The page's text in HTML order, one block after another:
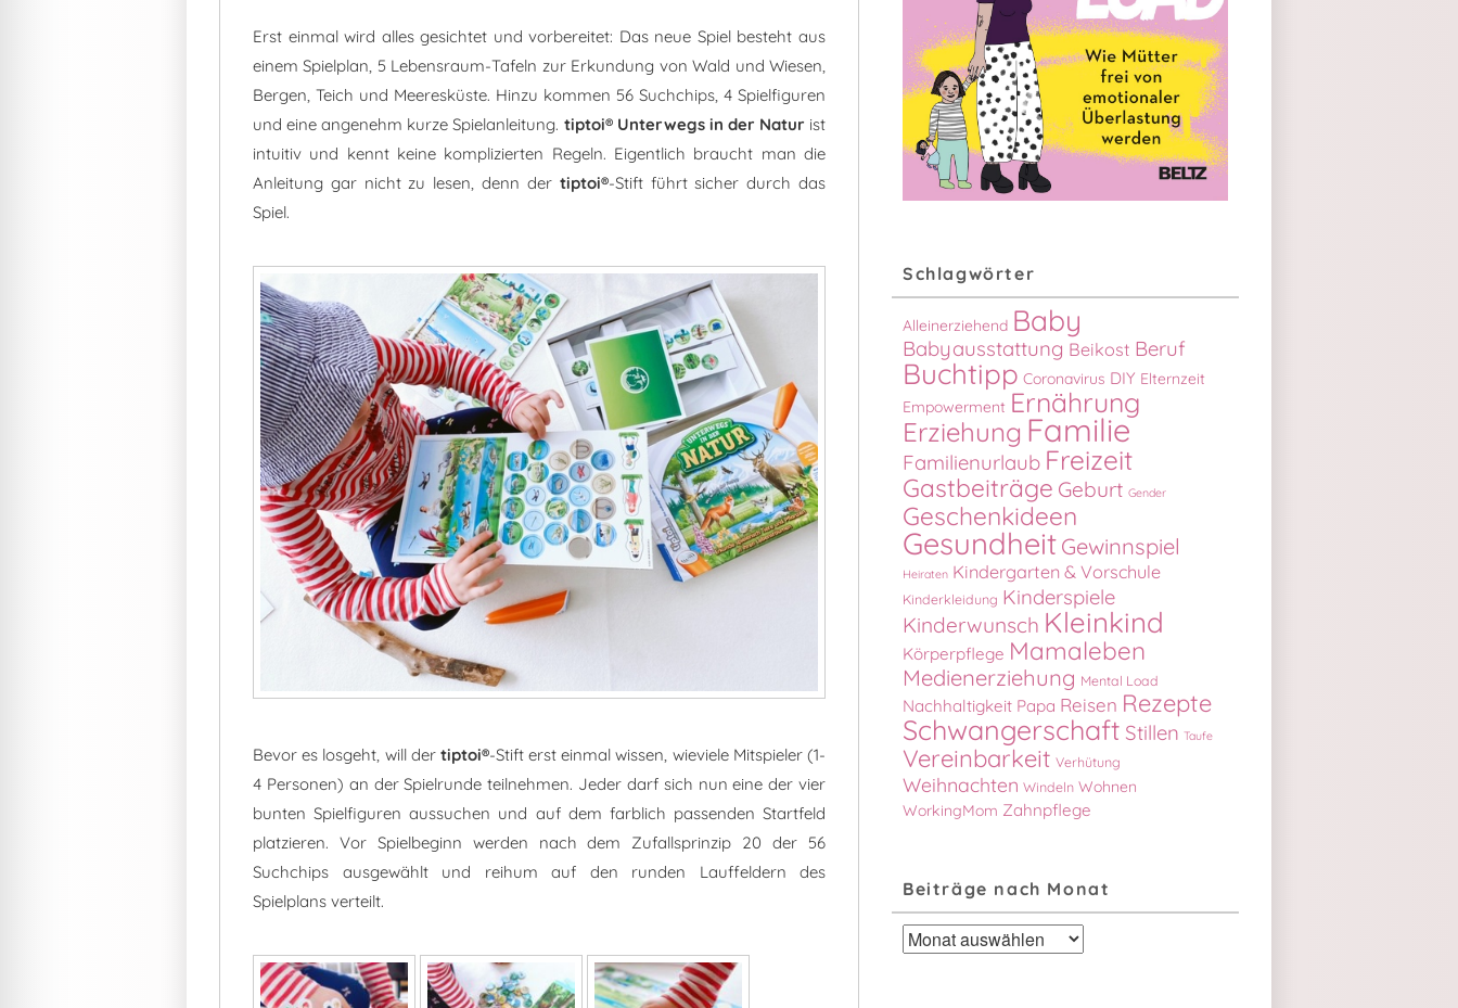
Erst einmal wird alles gesichtet und vorbereitet: Das neue Spiel besteht aus
einem Spielplan, 5 Lebensraum-Tafeln zur Erkundung von Wald und Wiesen,
Bergen, Teich und Meeresküste. Hinzu kommen 56 Suchchips, 4 Spielfiguren
und eine angenehm kurze Spielanleitung. tiptoi® Unterwegs in der Naturist
intuitiv und kennt keine komplizierten Regeln. Eigentlich braucht man die
Anleitung gar nicht zu lesen, denn der tiptoi®-Stift führt sicher durch das
Spiel.
Bevor es losgeht, will der tiptoi®-Stift erst einmal wissen, wieviele Mitspieler (1-
4 Personen) an der Spielrunde teilnehmen. Jeder darf sich nun eine der vier
bunten Spielfiguren aussuchen und auf dem farblich passenden Startfeld
platzieren. Vor Spielbeginn werden nach dem Zufallsprinzip 20 der 56
Suchchips ausgewählt und reihum auf den runden Lauffeldern des
Spielplans verteilt.
Schlagwörter
Alleinerziehend Baby
Babyausstattung Beikost Beruf
Buchtipp Coronavirus DIY Elternzeit
Empowerment Ernährung
Erziehung Familie
Familienurlaub Freizeit
Gastbeiträge Geburt Gender
Geschenkideen
Gesundheit Gewinnspiel
Heiraten Kindergarten & Vorschule
Kinderkleidung Kinderspiele
Kinderwunsch Kleinkind
Körperpflege Mamaleben
Medienerziehung Mental Load
Nachhaltigkeit Papa Reisen Rezepte
Schwangerschaft Stillen Taufe
Vereinbarkeit Verhütung
Weihnachten Windeln Wohnen
WorkingMom Zahnpflege
Beiträge nach Monat
Beiträge
nach